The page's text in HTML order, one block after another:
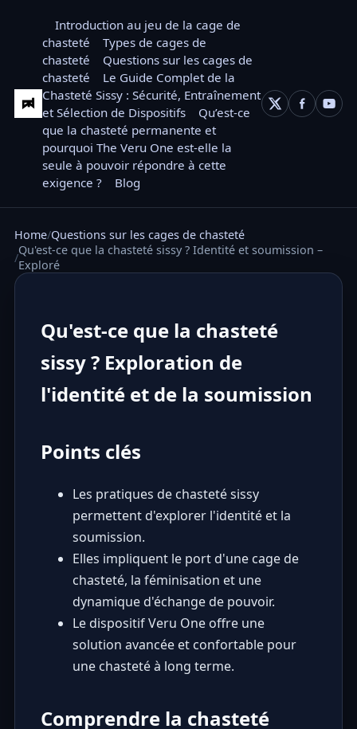
Introduction au jeu de la cage de
chasteté
Types de cages de
chasteté
Questions sur les cages de
chasteté
Le Guide Complet de la
Chasteté Sissy : Sécurité, Entraînement
et Sélection de Dispositifs
Qu’est-ce
que la chasteté permanente et
pourquoi The Veru One est-elle la
seule à pouvoir répondre à cette
exigence ?
Blog
Home Questions sur les cages de chasteté
Qu'est-ce que la chasteté sissy ? Identité et soumission –
Exploré
Qu'est-ce que la chasteté
sissy ? Exploration de
l'identité et de la soumission
Points clés
Les pratiques de chasteté sissy
permettent d'explorer l'identité et la
soumission.
Elles impliquent le port d'une cage de
chasteté, la féminisation et une
dynamique d'échange de pouvoir.
Le dispositif Veru One offre une
solution avancée et confortable pour
une chasteté à long terme.
Comprendre la chasteté